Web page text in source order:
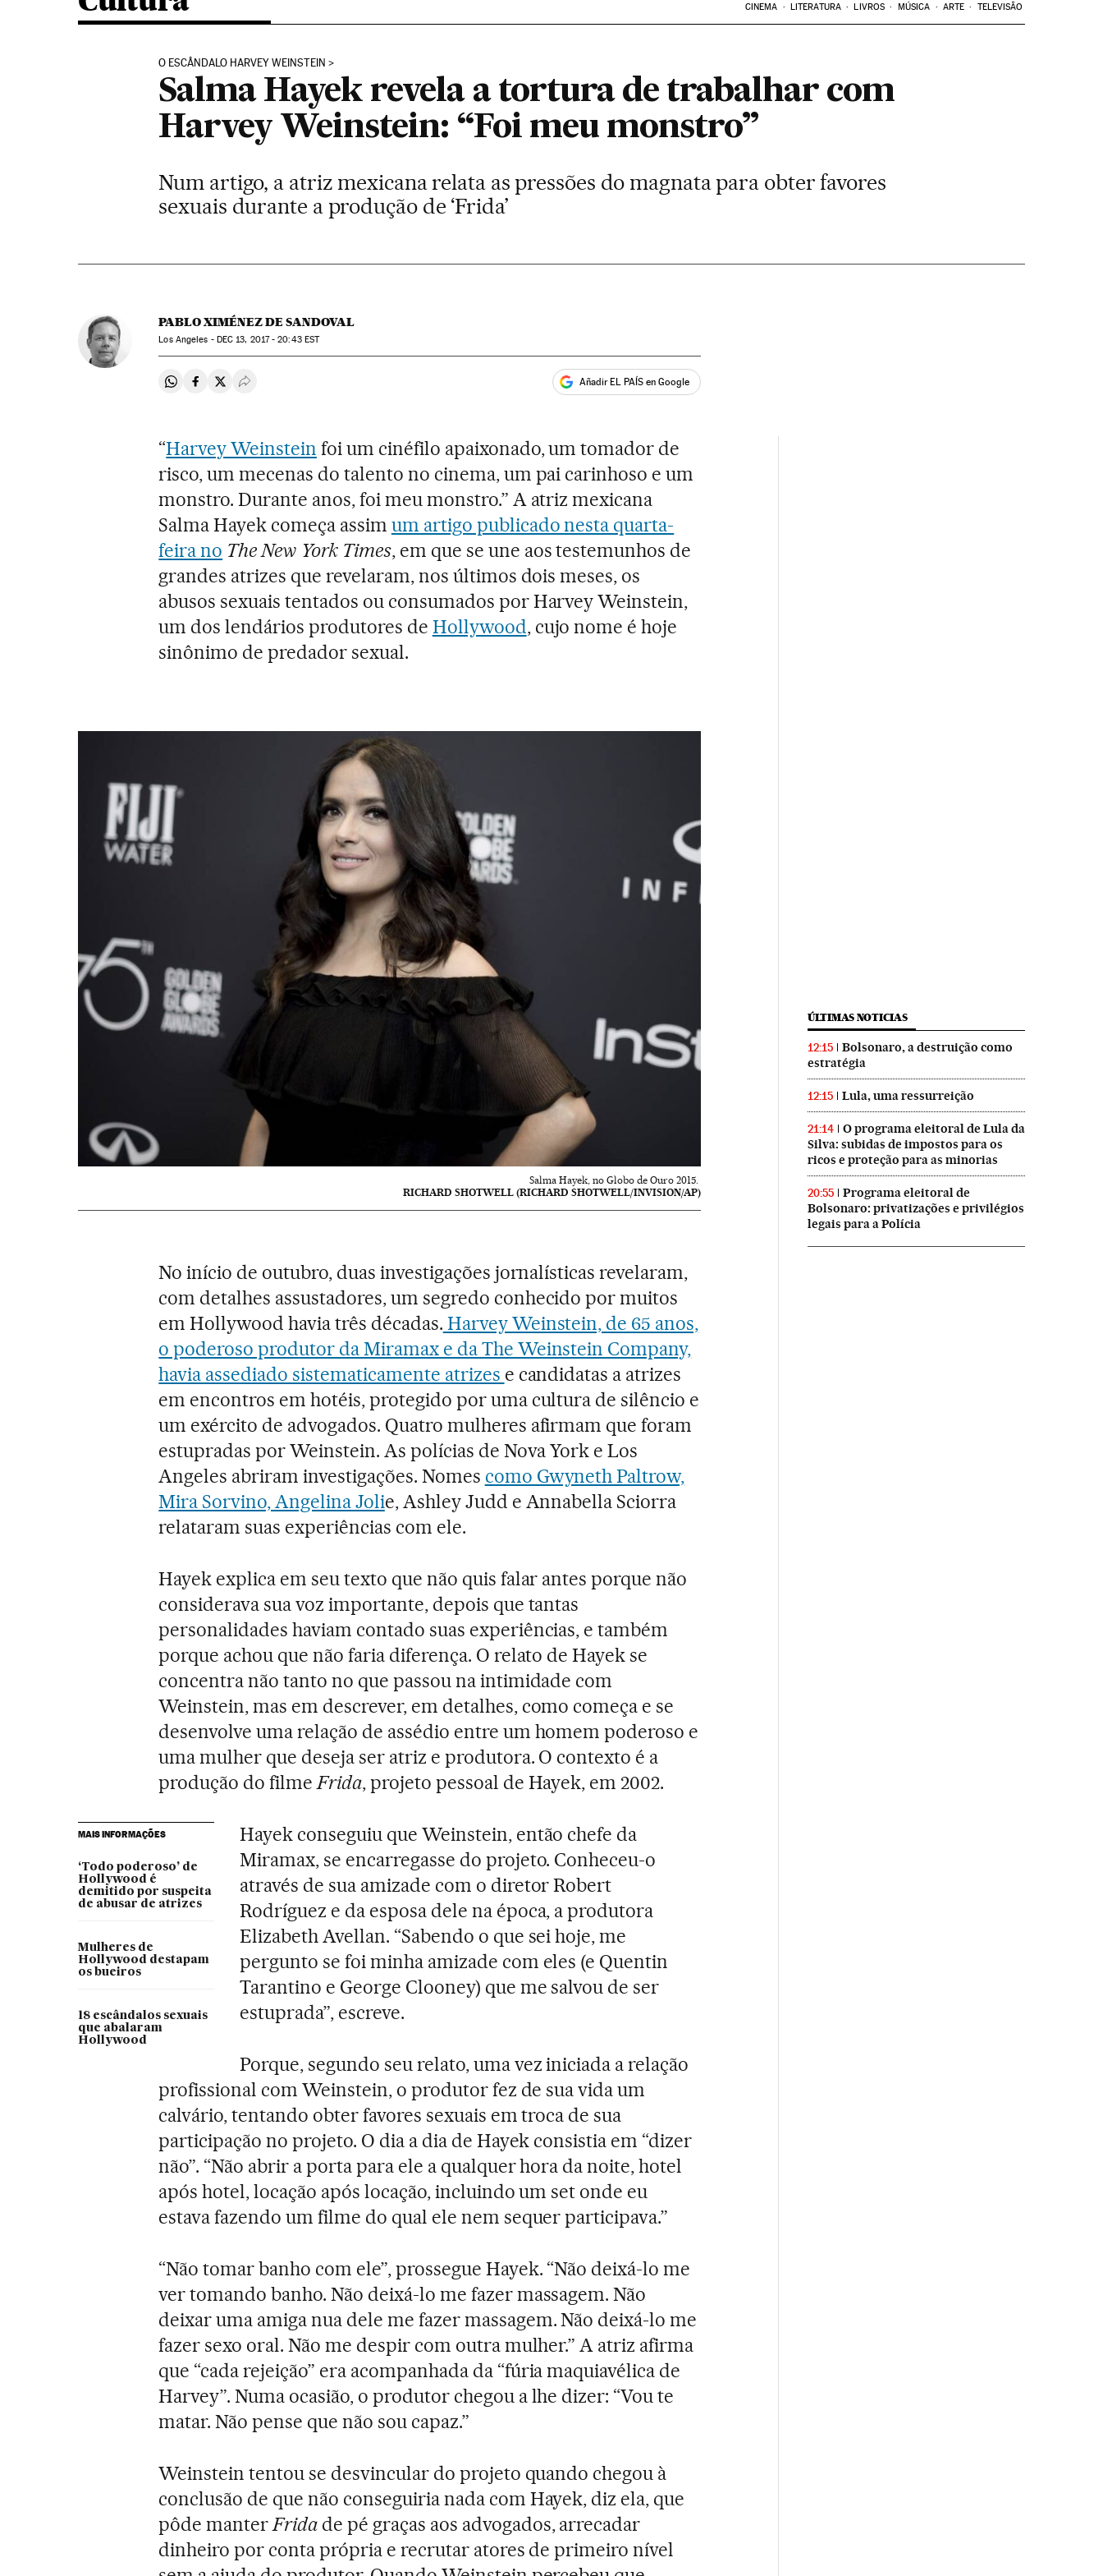
CINEMA LITERATURA LIVROS MÚSICA ARTE TELEVISÃO
O ESCÂNDALO HARVEY WEINSTEIN
Salma Hayek revela a tortura de trabalhar com
Harvey Weinstein: “Foi meu monstro”
Num artigo, a atriz mexicana relata as pressões do magnata para obter favores
sexuais durante a produção de ‘Frida’
PABLO XIMÉNEZ DE SANDOVAL
Los Angeles - DEC 13, 2017 - 20:43EST
Compartir en Whatsapp
Compartir en Facebook
Compartir en Twitter
Desplegar Redes Sociales Añadir EL PAÍS en Google
“Harvey Weinstein foi um cinéfilo apaixonado, um tomador de
risco, um mecenas do talento no cinema, um pai carinhoso e um
monstro. Durante anos, foi meu monstro.” A atriz mexicana
Salma Hayek começa assim um artigo publicado nesta quarta-
feira no The New York Times, em que se une aos testemunhos de
grandes atrizes que revelaram, nos últimos dois meses, os
abusos sexuais tentados ou consumados por Harvey Weinstein,
um dos lendários produtores de Hollywood, cujo nome é hoje
sinônimo de predador sexual.
Salma Hayek, no Globo de Ouro 2015.
RICHARD SHOTWELL (RICHARD SHOTWELL/INVISION/AP)
No início de outubro, duas investigações jornalísticas revelaram,
com detalhes assustadores, um segredo conhecido por muitos
em Hollywood havia três décadas. Harvey Weinstein, de 65 anos,
o poderoso produtor da Miramax e da The Weinstein Company,
havia assediado sistematicamente atrizes e candidatas a atrizes
em encontros em hotéis, protegido por uma cultura de silêncio e
um exército de advogados. Quatro mulheres afirmam que foram
estupradas por Weinstein. As polícias de Nova York e Los
Angeles abriram investigações. Nomes como Gwyneth Paltrow,
Mira Sorvino, Angelina Jolie, Ashley Judd e Annabella Sciorra
relataram suas experiências com ele.
Hayek explica em seu texto que não quis falar antes porque não
considerava sua voz importante, depois que tantas
personalidades haviam contado suas experiências, e também
porque achou que não faria diferença. O relato de Hayek se
concentra não tanto no que passou na intimidade com
Weinstein, mas em descrever, em detalhes, como começa e se
desenvolve uma relação de assédio entre um homem poderoso e
uma mulher que deseja ser atriz e produtora. O contexto é a
produção do filmeFrida, projeto pessoal de Hayek, em 2002.
MAIS INFORMAÇÕES
‘Todo poderoso’ de
Hollywood é
demitido por suspeita
de abusar de atrizes
Mulheres de
Hollywood destapam
os bueiros
18 escândalos sexuais
que abalaram
Hollywood
Hayek conseguiu que Weinstein, então chefe da
Miramax, se encarregasse do projeto. Conheceu-o
através de sua amizade com o diretor Robert
Rodríguez e da esposa dele na época, a produtora
Elizabeth Avellan. “Sabendo o que sei hoje, me
pergunto se foi minha amizade com eles (e Quentin
Tarantino e George Clooney) que me salvou de ser
estuprada”, escreve.
Porque, segundo seu relato, uma vez iniciada a relação
profissional com Weinstein, o produtor fez de sua vida um
calvário, tentando obter favores sexuais em troca de sua
participação no projeto. O dia a dia de Hayek consistia em “dizer
não”. “Não abrir a porta para ele a qualquer hora da noite, hotel
após hotel, locação após locação, incluindo um set onde eu
estava fazendo um filme do qual ele nem sequer participava.”
“Não tomar banho com ele”, prossegue Hayek. “Não deixá-lo me
ver tomando banho. Não deixá-lo me fazer massagem. Não
deixar uma amiga nua dele me fazer massagem. Não deixá-lo me
fazer sexo oral. Não me despir com outra mulher.” A atriz afirma
que “cada rejeição” era acompanhada da “fúria maquiavélica de
Harvey”. Numa ocasião, o produtor chegou a lhe dizer: “Vou te
matar. Não pense que não sou capaz.”
Weinstein tentou se desvincular do projeto quando chegou à
conclusão de que não conseguiria nada com Hayek, diz ela, que
pôde manterFrida de pé graças aos advogados, arrecadar
dinheiro por conta própria e recrutar atores de primeiro nível
ÚLTIMAS NOTICIAS
12:15
Bolsonaro, a destruição como
estratégia
12:15 Lula, uma ressurreição
21:14
O programa eleitoral de Lula da
Silva: subidas de impostos para os
ricos e proteção para as minorias
20:55
Programa eleitoral de
Bolsonaro: privatizações e privilégios
legais para a Polícia